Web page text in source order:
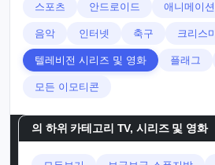
스포츠 안드로이드 애니메이션
음악 인터넷 축구 크리스
텔레비전 시리즈 및 영화 플래그
모든 이모티콘
의 하위 카테고리 TV, 시리즈 및 영화